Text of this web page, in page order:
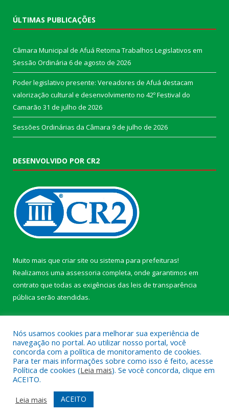
ÚLTIMAS PUBLICAÇÕES
Câmara Municipal de Afuá Retoma Trabalhos Legislativos em
Sessão Ordinária 6 de agosto de 2026
Poder legislativo presente: Vereadores de Afuá destacam
valorização cultural e desenvolvimento no 42º Festival do
Camarão 31 de julho de 2026
Sessões Ordinárias da Câmara 9 de julho de 2026
DESENVOLVIDO POR CR2
Muito mais que criar site ou sistema para prefeituras!
Realizamos uma assessoria completa, onde garantimos em
contrato que todas as exigências das leis de transparência
pública serão atendidas.
Todos os direitos reservados a Câmara Municipal de Afuá.
Mapa do Site
Acessar Área Administrativa
Acessar Webmail
Nós usamos cookies para melhorar sua experiência de
navegação no portal. Ao utilizar nosso portal, você
concorda com a política de monitoramento de cookies.
Para ter mais informações sobre como isso é feito, acesse
Política de cookies (Leia mais). Se você concorda, clique em
ACEITO.
Leia mais
ACEITO